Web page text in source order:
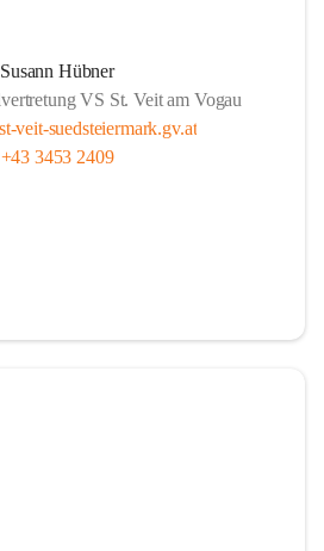
Susann Hübner
VS St. Veit am Vogau
veit-suedsteiermark.gv.at
+43 3453 2409